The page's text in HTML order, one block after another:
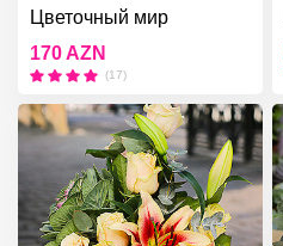
Цветочный мир
170 AZN
(17)